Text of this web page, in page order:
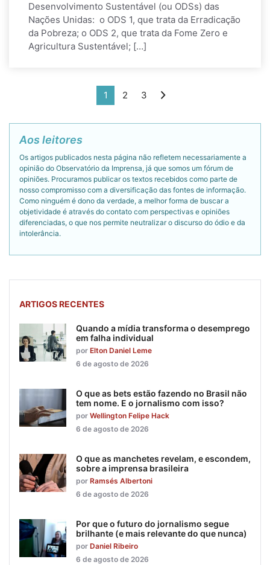
Desenvolvimento Sustentável (ou ODSs) das
Nações Unidas: o ODS 1, que trata da Erradicação
da Pobreza; o ODS 2, que trata da Fome Zero e
Agricultura Sustentável; […]
1 2 3
Aos leitores
Os artigos publicados nesta página não refletem necessariamente a
opinião do Observatório da Imprensa, já que somos um fórum de
opiniões. Procuramos publicar os textos recebidos como parte de
nosso compromisso com a diversificação das fontes de informação.
Como ninguém é dono da verdade, a melhor forma de buscar a
objetividade é através do contato com perspectivas e opiniões
diferenciadas, o que nos permite neutralizar o discurso do ódio e da
intolerância.
ARTIGOS RECENTES
Quando a mídia transforma o desemprego
em falha individual
por Elton Daniel Leme
6 de agosto de 2026
O que as bets estão fazendo no Brasil não
tem nome. E o jornalismo com isso?
por Wellington Felipe Hack
6 de agosto de 2026
O que as manchetes revelam, e escondem,
sobre a imprensa brasileira
por Ramsés Albertoni
6 de agosto de 2026
Por que o futuro do jornalismo segue
brilhante (e mais relevante do que nunca)
por Daniel Ribeiro
6 de agosto de 2026